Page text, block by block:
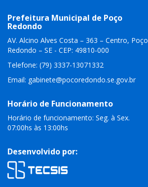
Prefeitura Municipal de Poço
Redondo
AV. Alcino Alves Costa – 363 – Centro, Poço
Redondo – SE - CEP: 49810-000
Telefone: (79) 3337-13071332
Email: gabinete@pocoredondo.se.gov.br
Horário de Funcionamento
Horário de funcionamento: Seg. à Sex.
07:00hs às 13:00hs
Desenvolvido por: